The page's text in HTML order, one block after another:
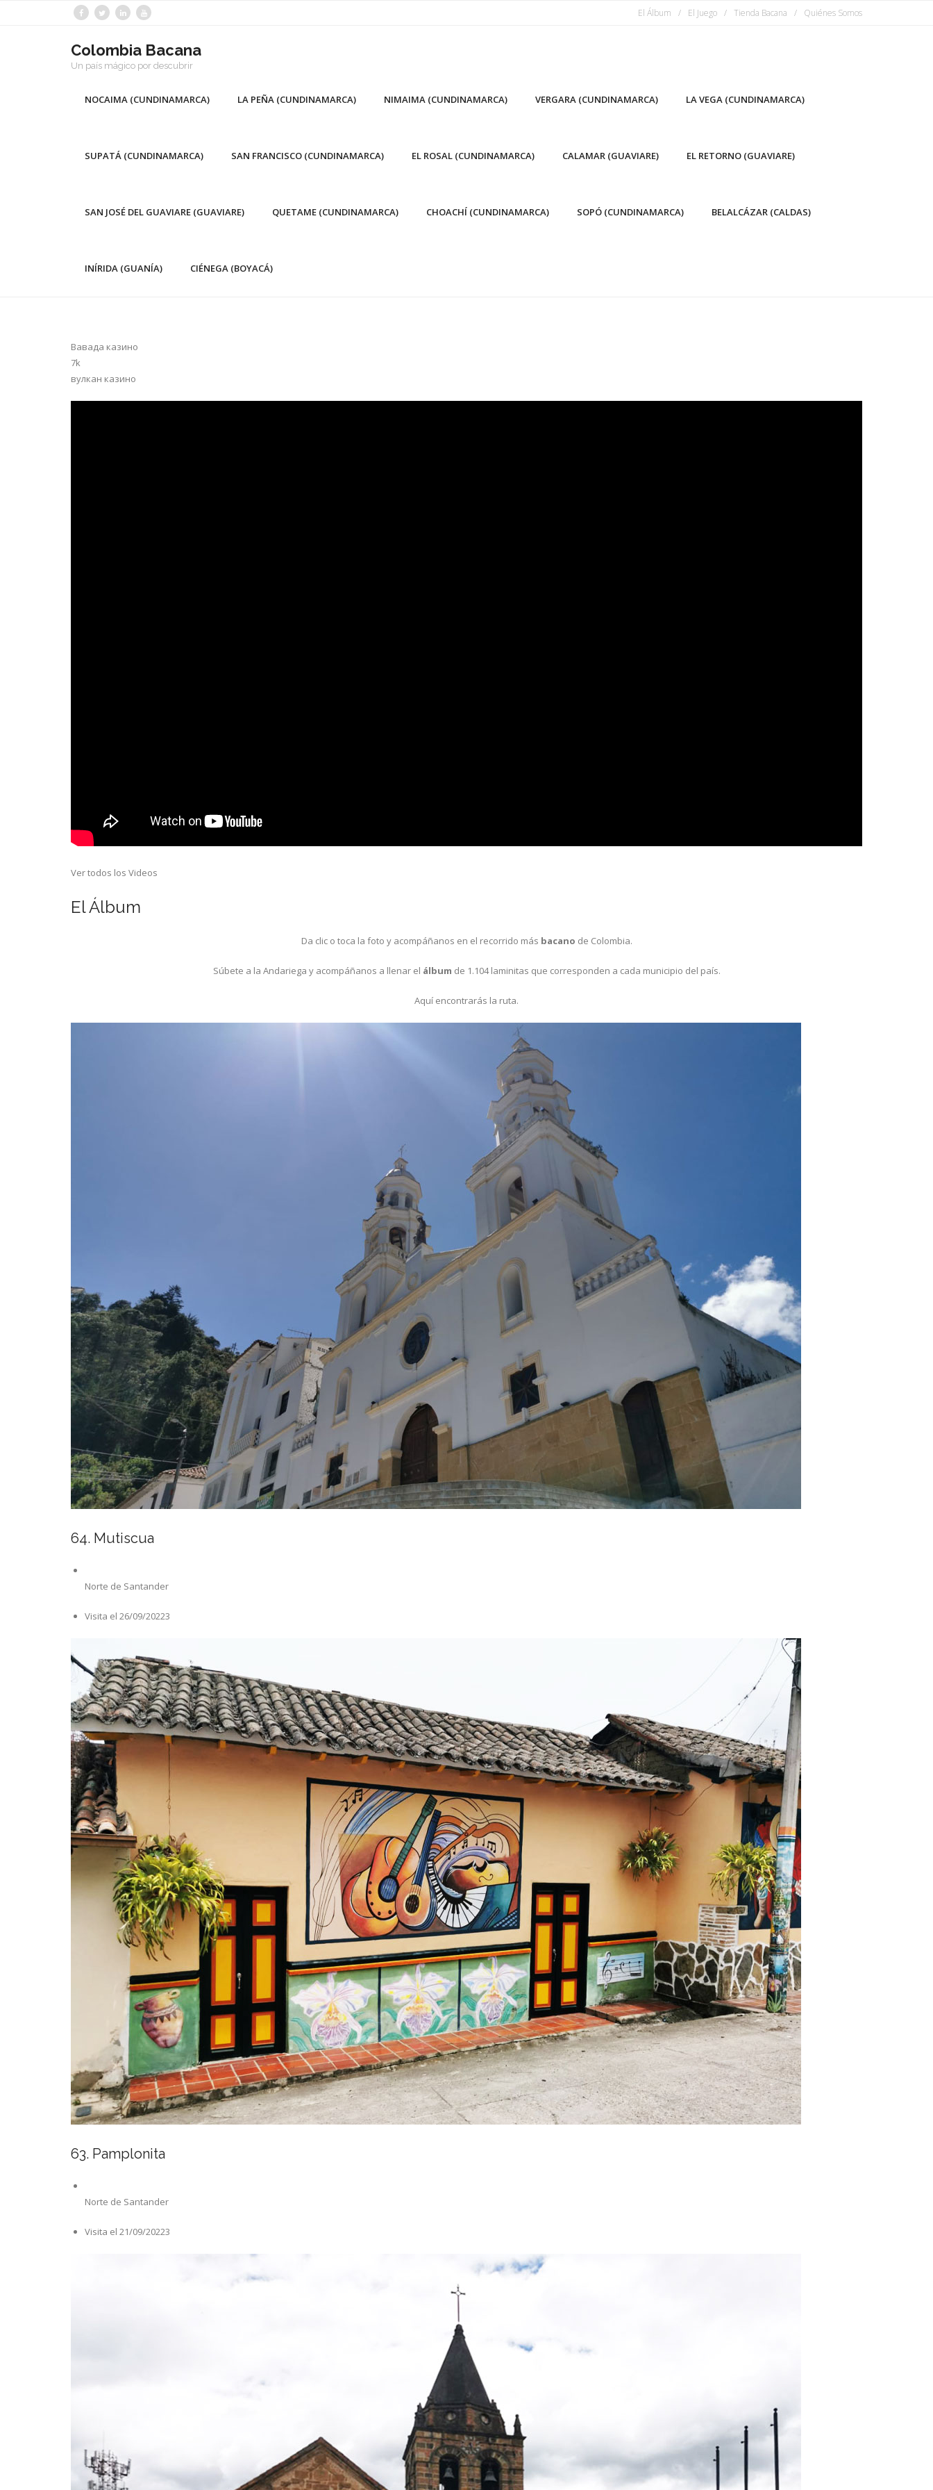
El Álbum El Juego Tienda Bacana Quiénes Somos
Colombia Bacana
Un país mágico por descubrir
NOCAIMA (CUNDINAMARCA) LA PEÑA (CUNDINAMARCA) NIMAIMA (CUNDINAMARCA) VERGARA (CUNDINAMARCA) LA VEGA (CUNDINAMARCA)
SUPATÁ (CUNDINAMARCA) SAN FRANCISCO (CUNDINAMARCA) EL ROSAL (CUNDINAMARCA) CALAMAR (GUAVIARE) EL RETORNO (GUAVIARE)
SAN JOSÉ DEL GUAVIARE (GUAVIARE) QUETAME (CUNDINAMARCA) CHOACHÍ (CUNDINAMARCA) SOPÓ (CUNDINAMARCA) BELALCÁZAR (CALDAS)
INÍRIDA (GUANÍA) CIÉNEGA (BOYACÁ)
Вавада казино
7k
вулкан казино
Ver todos los Videos
El Álbum
Da clic o toca la foto y acompáñanos en el recorrido más bacano de Colombia.
Súbete a la Andariega y acompáñanos a llenar el álbum de 1.104 laminitas que corresponden a cada municipio del país.
Aquí encontrarás la ruta.
64. Mutiscua
Norte de Santander
Visita el 26/09/20223
63. Pamplonita
Norte de Santander
Visita el 21/09/20223